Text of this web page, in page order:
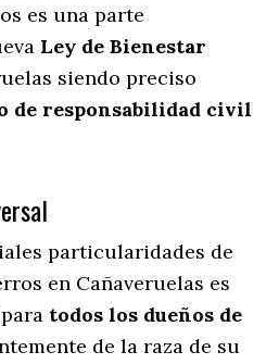
es una parte
Ley de Bienestar
siendo preciso
de responsabilidad civil
particularidades de
en Cañaveruelas es
todos los dueños de
de la raza de su